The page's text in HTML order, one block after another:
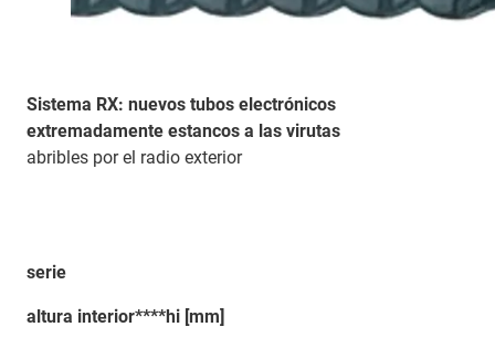
Sistema RX: nuevos tubos electrónicos
extremadamente estancos a las virutas
abribles por el radio exterior
serie
altura interior****hi [mm]